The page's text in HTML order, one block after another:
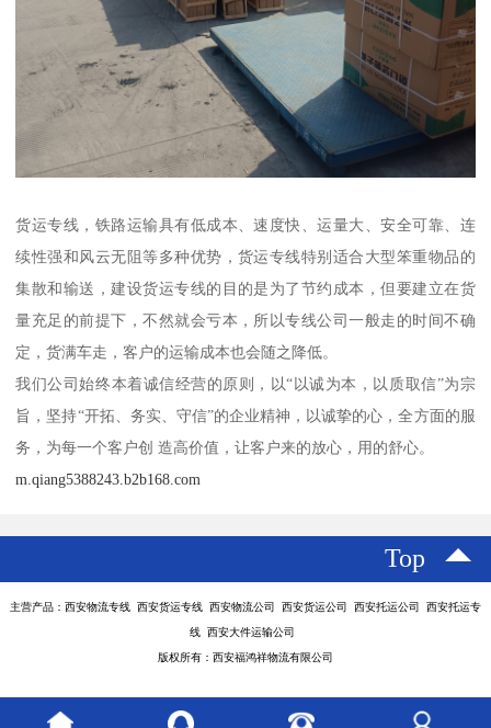
货运专线，铁路运输具有低成本、速度快、运量大、安全可靠、连
续性强和风云无阻等多种优势，货运专线特别适合大型笨重物品的
集散和输送，建设货运专线的目的是为了节约成本，但要建立在货
量充足的前提下，不然就会亏本，所以专线公司一般走的时间不确
定，货满车走，客户的运输成本也会随之降低。
我们公司始终本着诚信经营的原则，以“以诚为本，以质取信”为宗
旨，坚持“开拓、务实、守信”的企业精神，以诚挚的心，全方面的服
务，为每一个客户创 造高价值，让客户来的放心，用的舒心。
m.qiang5388243.b2b168.com
Top
主营产品：西安物流专线 西安货运专线 西安物流公司 西安货运公司 西安托运公司 西安托运专
线 西安大件运输公司
版权所有：西安福鸿祥物流有限公司